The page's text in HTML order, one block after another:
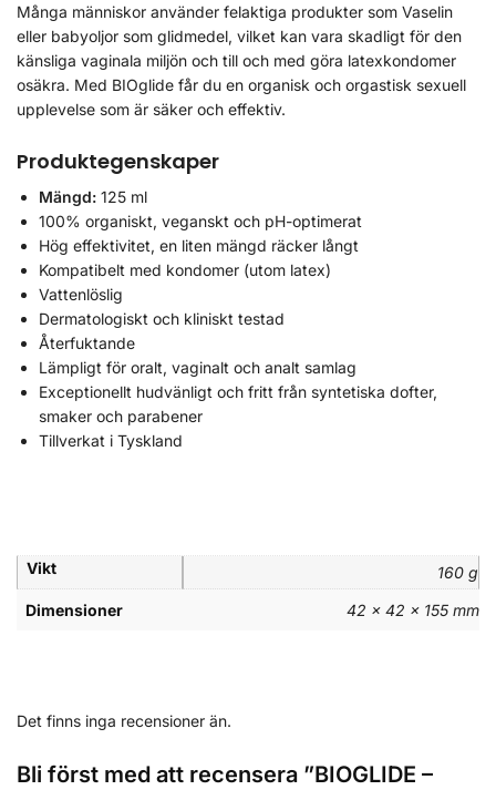
Många människor använder felaktiga produkter som Vaselin
eller babyoljor som glidmedel, vilket kan vara skadligt för den
känsliga vaginala miljön och till och med göra latexkondomer
osäkra. Med BIOglide får du en organisk och orgastisk sexuell
upplevelse som är säker och effektiv.
Produktegenskaper
Mängd: 125 ml
100% organiskt, veganskt och pH-optimerat
Hög effektivitet, en liten mängd räcker långt
Kompatibelt med kondomer (utom latex)
Vattenlöslig
Dermatologiskt och kliniskt testad
Återfuktande
Lämpligt för oralt, vaginalt och analt samlag
Exceptionellt hudvänligt och fritt från syntetiska dofter,
smaker och parabener
Tillverkat i Tyskland
Vikt
160 g
Dimensioner
42 × 42 × 155 mm
Det finns inga recensioner än.
Bli först med att recensera ”BIOGLIDE –